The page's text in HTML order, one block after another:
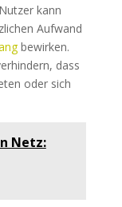
kann
Aufwand
bewirken.
dass
oder sich
Netz: